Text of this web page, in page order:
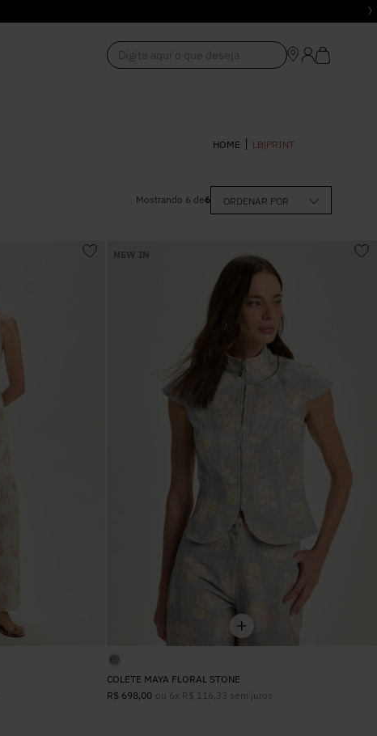
Digite aqui o que deseja
LB|PRINT
Mostrando 6 de6 ORDENAR POR
NEW IN
COLETE MAYA FLORAL STONE
R$ 698,00 ou 6x R$ 116 33 sem juros
Colete
Vestidos
Camisa
Vestido Branco